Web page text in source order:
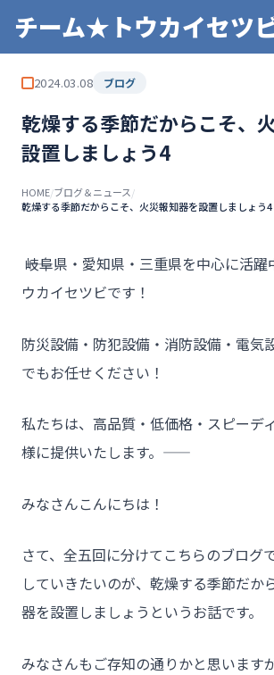
チーム★トウカイセツ
2024.03.08 ブログ
乾燥する季節だからこそ、
設置しましょう4
HOME/ブログ＆ニュース/
乾燥する季節だからこそ、火災報知器を設置しましょう4
――岐阜県・愛知県・三重県を中心に活
ウカイセツビです！
防災設備・防犯設備・消防設備・電気
でもお任せください！
私たちは、高品質・低価格・スピーデ
様に提供いたします。――
みなさんこんにちは！
さて、全五回に分けてこちらのブログ
していきたいのが、乾燥する季節だか
器を設置しましょうというお話です。
みなさんもご存知の通りかと思います